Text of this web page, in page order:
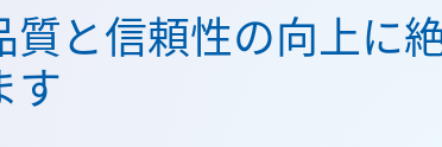
質と信頼性の向上に
す